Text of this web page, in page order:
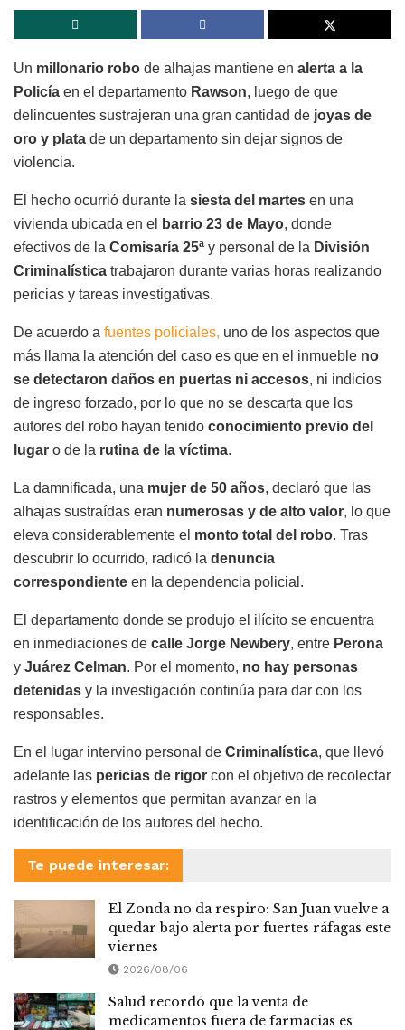
Un millonario robo de alhajas mantiene en alerta a la
Policía en el departamento Rawson, luego de que
delincuentes sustrajeran una gran cantidad de joyas de
oro y plata de un departamento sin dejar signos de
violencia.
El hecho ocurrió durante la siesta del martes en una
vivienda ubicada en el
barrio 23 de Mayo, donde
efectivos de la Comisaría 25ª y personal de la División
Criminalística trabajaron durante varias horas realizando
pericias y tareas investigativas.
De acuerdo a fuentes policiales, uno de los aspectos que
más llama la atención del caso es que en el inmueble no
se detectaron daños en puertas ni accesos, ni indicios
de ingreso forzado, por lo que no se descarta que los
autores del robo hayan tenido conocimiento previo del
lugar o de la rutina de la víctima.
La damnificada, una mujer de 50 años, declaró que las
alhajas sustraídas eran numerosas y de alto valor, lo que
eleva considerablemente el monto total del robo. Tras
descubrir lo ocurrido, radicó la denuncia
correspondiente en la dependencia policial.
El departamento donde se produjo el ilícito se encuentra
en inmediaciones de calle Jorge Newbery, entre Perona
y Juárez Celman. Por el momento, no hay personas
detenidas y la investigación continúa para dar con los
responsables.
En el lugar intervino personal de Criminalística, que llevó
adelante las pericias de rigor con el objetivo de recolectar
rastros y elementos que permitan avanzar en la
identificación de los autores del hecho.
Te puede interesar:
El Zonda no da respiro: San Juan vuelve a
quedar bajo alerta por fuertes ráfagas este
viernes
2026/08/06
Salud recordó que la venta de
medicamentos fuera de farmacias es